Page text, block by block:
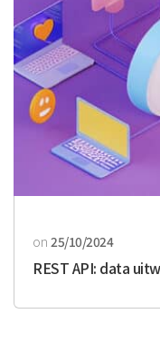
on 25/10/2024
REST API: data